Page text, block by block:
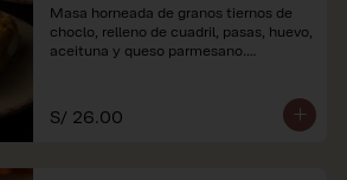
Masa horneada de granos tiernos de
choclo, relleno de cuadril, pasas, huevo,
aceituna y queso parmesano.
soles e incluyen impuestos de ley y
recargo al consumo.
S/ 26.00